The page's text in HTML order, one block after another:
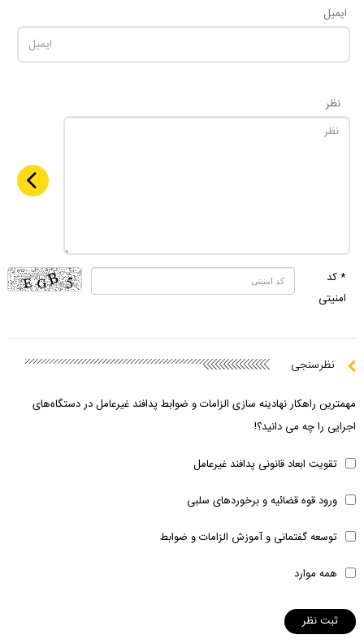
ایمیل
نظر
* کد
امنیتی
نظرسنجی
مهمترین راهکار نهادینه سازی الزامات و ضوابط پدافند غیرعامل در دستگاه‌های
اجرایی را چه می دانید؟!
تقویت ابعاد قانونی پدافند غیرعامل
ورود قوه قضائیه و برخوردهای سلبی
توسعه گفتمانی و آموزش الزامات و ضوابط
همه موارد